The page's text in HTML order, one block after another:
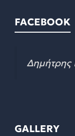
FACEBOOK
Δημήτρης
GALLERY